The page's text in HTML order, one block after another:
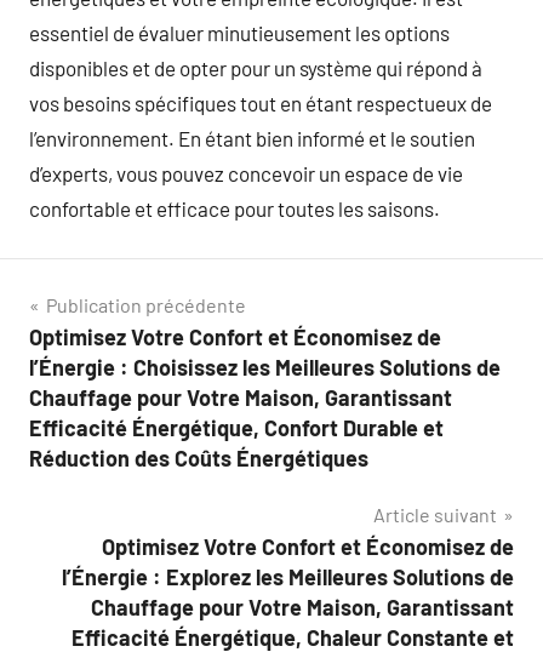
essentiel de évaluer minutieusement les options
disponibles et de opter pour un système qui répond à
vos besoins spécifiques tout en étant respectueux de
l’environnement. En étant bien informé et le soutien
d’experts, vous pouvez concevoir un espace de vie
confortable et efficace pour toutes les saisons.
Navigation
de
l’article
Publication précédente
Optimisez Votre Confort et Économisez de
l’Énergie : Choisissez les Meilleures Solutions de
Chauffage pour Votre Maison, Garantissant
Efficacité Énergétique, Confort Durable et
Réduction des Coûts Énergétiques
Article suivant
Optimisez Votre Confort et Économisez de
l’Énergie : Explorez les Meilleures Solutions de
Chauffage pour Votre Maison, Garantissant
Efficacité Énergétique, Chaleur Constante et